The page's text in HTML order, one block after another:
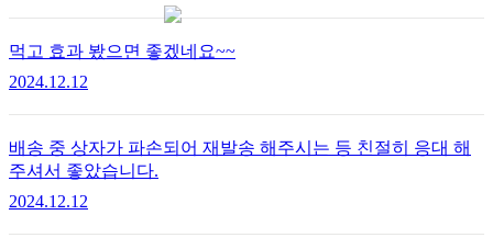
먹고 효과 봤으면 좋겠네요~~
2024.12.12
배송 중 상자가 파손되어 재발송 해주시는 등 친절히 응대 해
주셔서 좋았습니다.
2024.12.12